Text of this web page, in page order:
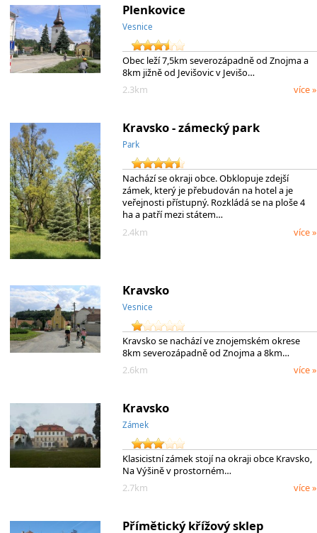
Plenkovice
Vesnice
Obec leží 7,5km severozápadně od Znojma a
8km jižně od Jevišovic v Jevišo…
2.3km
více »
Kravsko - zámecký park
Park
Nachází se okraji obce. Obklopuje zdejší
zámek, který je přebudován na hotel a je
veřejnosti přístupný. Rozkládá se na ploše 4
ha a patří mezi státem…
2.4km
více »
Kravsko
Vesnice
Kravsko se nachází ve znojemském okrese
8km severozápadně od Znojma a 8km…
2.6km
více »
Kravsko
Zámek
Klasicistní zámek stojí na okraji obce Kravsko,
Na Výšině v prostorném…
2.7km
více »
Přímětický křížový sklep